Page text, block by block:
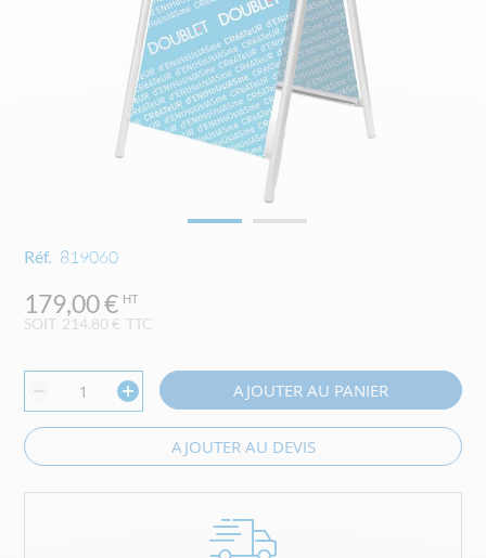
Réf. 819060
SOIT 214,80 € TTC
179,00 €
AJOUTER AU PANIER
AJOUTER AU DEVIS
Skip
the
beginning